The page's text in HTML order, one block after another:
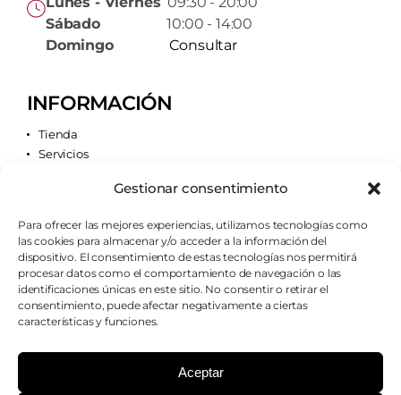
Gestionar consentimiento
Para ofrecer las mejores experiencias, utilizamos tecnologías como
las cookies para almacenar y/o acceder a la información del
dispositivo. El consentimiento de estas tecnologías nos permitirá
procesar datos como el comportamiento de navegación o las
identificaciones únicas en este sitio. No consentir o retirar el
consentimiento, puede afectar negativamente a ciertas
características y funciones.
Aceptar
Sábado10:00 - 14:00
Domingo
Consultar
INFORMACIÓN
Tienda
Servicios
Quiénes somos
AVISOS LEGALES
Aviso legal
Política de cookies
Política de privacidad